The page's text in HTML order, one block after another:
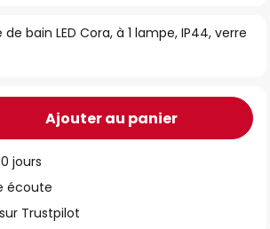
bain LED Cora, à 1 lampe, IP44, verre
Ajouter au panier
jours
écoute
Trustpilot